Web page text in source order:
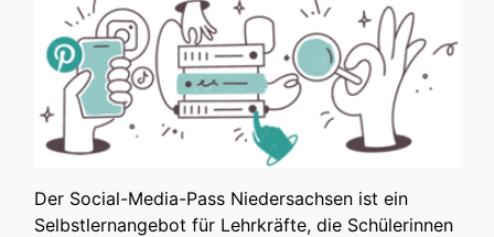
Der Social-Media-Pass Niedersachsen ist ein
Selbstlernangebot für Lehrkräfte, die Schülerinnen